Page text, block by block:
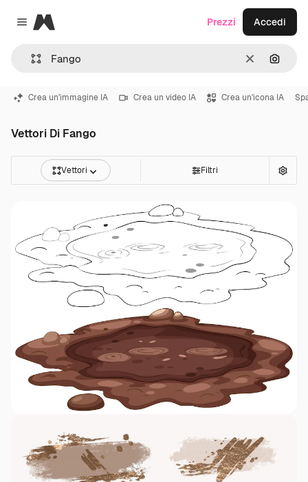
Close menu
Magnific
CancellaCerca
Prezzi Accedi
Crea un'immagine IA Crea un video IA Crea un'icona IA
Vettori Di Fango
Vettori Filtri